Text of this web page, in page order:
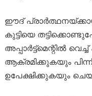
ഈദ്
കുട്ടിയെ
അപ്പാർട്ട്‌മെന്റിൽ
ആക്രമിക്കുകയും
ഉപേക്ഷിക്കുകയും